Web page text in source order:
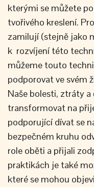
kterými se můžete
tvořivého kreslení.
zamilují (stejně jako
k rozvíjení této
můžeme touto
podporovat ve svém
Naše bolesti, ztráty
transformovat na
podporující dívat se
bezpečném kruhu
role oběti a přijali
praktikách je také
které se mohou